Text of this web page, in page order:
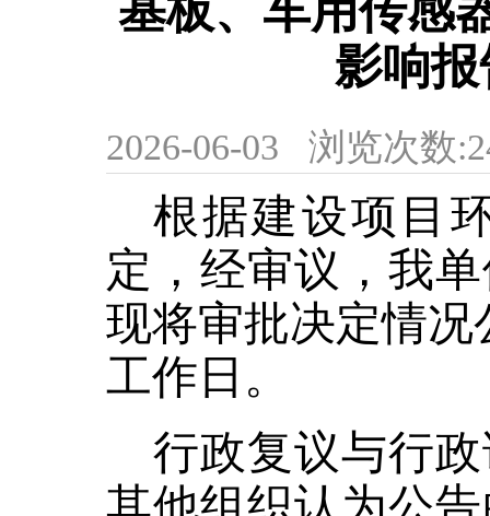
基板、车用传感
影响
2026-06-03 浏览次数:
根据建设项目
定 ，经审议 ，我
现将审批决定情况
工作日 。
行政复议与行